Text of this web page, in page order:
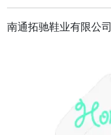
南通拓驰鞋业有限公司